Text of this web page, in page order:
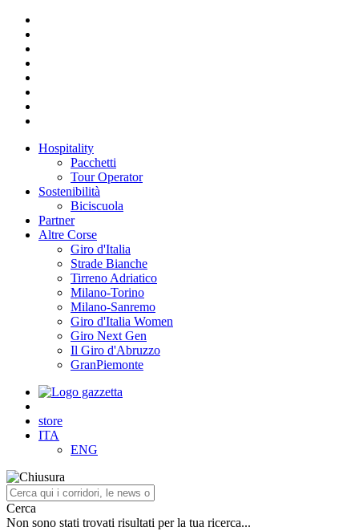
Hospitality
Pacchetti
Tour Operator
Sostenibilità
Biciscuola
Partner
Altre Corse
Giro d'Italia
Strade Bianche
Tirreno Adriatico
Milano-Torino
Milano-Sanremo
Giro d'Italia Women
Giro Next Gen
Il Giro d'Abruzzo
GranPiemonte
store
ITA
ENG
Cerca
Non sono stati trovati risultati per la tua ricerca...